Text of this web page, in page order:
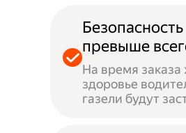
Безопасность
превыше
На время заказа
здоровье
газели будут